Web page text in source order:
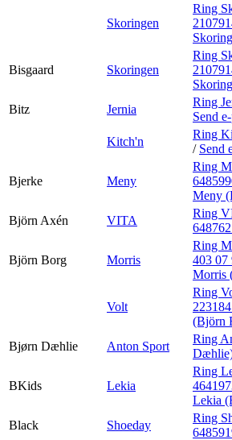
Skoringen
Ring
Bisgaard Skoringen
Ring
Bitz
Jernia
Ring
Send
Kitch'n
Ring
/ Send
Bjerke Meny
Ring
Meny
Björn Axén
VITA
Ring
Björn Borg Morris
Ring
403 07
Morris
Volt
Ring
(Björn
Bjørn Dæhlie
Anton Sport
Ring
BKids Lekia
Ring
Lekia
Black
Shoeday
Ring